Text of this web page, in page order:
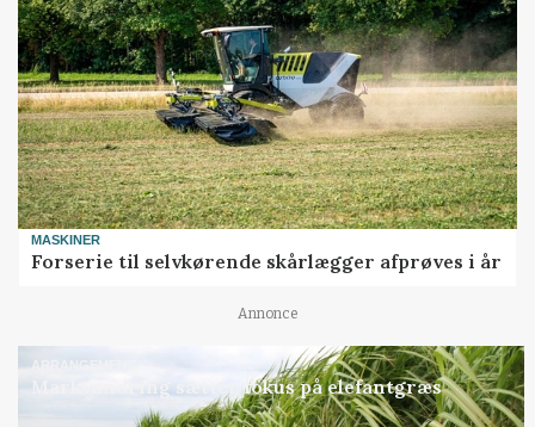
MASKINER
Forserie til selvkørende skårlægger afprøves i år
Annonce
ARRANGEMENT
Markvandring sætter fokus på elefantgræs